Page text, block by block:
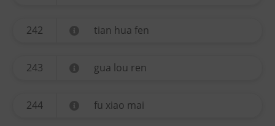
242 tian hua fen
243 gua lou ren
244 fu xiao mai